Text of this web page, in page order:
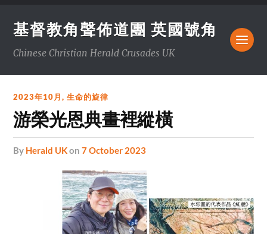
基督教角聲佈道團 英國號角
Chinese Christian Herald Crusades UK
2023年10月,生命的旋律
游榮光恩典畫裡縱橫
by Herald UKon7 October 2023